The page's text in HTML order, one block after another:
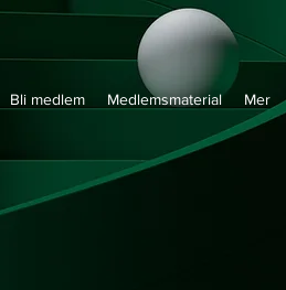
Bli medlem Medlemsmaterial Mer